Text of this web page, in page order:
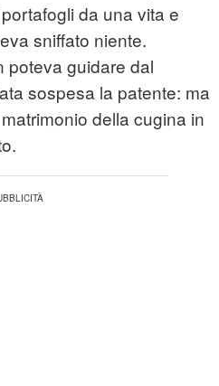
da una vita e
sniffato niente.
poteva guidare dal
sospesa la patente: ma
della cugina in